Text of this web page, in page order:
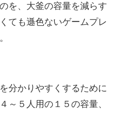
を、大釜の容量を減らす
ても遜色ないゲームプレ
分かりやすくするために
～５人用の１５の容量、